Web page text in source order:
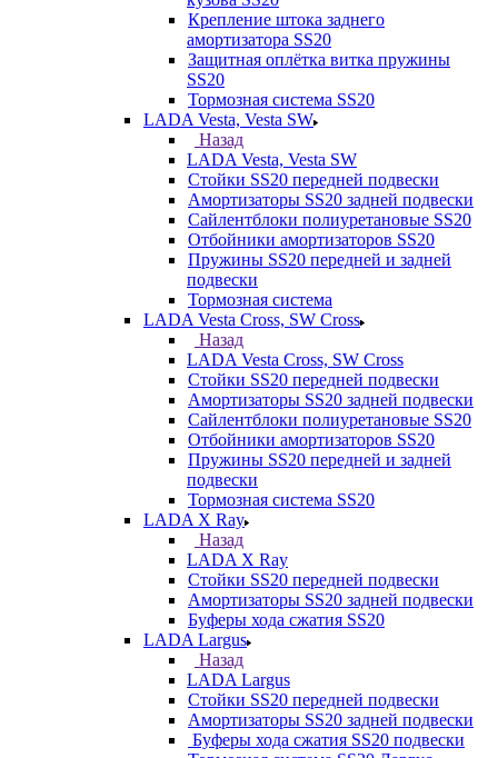
Крепление штока заднего
амортизатора SS20
Защитная оплётка витка пружины
SS20
Тормозная система SS20
LADA Vesta, Vesta SW
Назад
LADA Vesta, Vesta SW
Стойки SS20 передней подвески
Амортизаторы SS20 задней подвески
Сайлентблоки полиуретановые SS20
Отбойники амортизаторов SS20
Пружины SS20 передней и задней
подвески
Тормозная система
LADA Vesta Cross, SW Cross
Назад
LADA Vesta Cross, SW Cross
Стойки SS20 передней подвески
Амортизаторы SS20 задней подвески
Сайлентблоки полиуретановые SS20
Отбойники амортизаторов SS20
Пружины SS20 передней и задней
подвески
Тормозная система SS20
LADA X Ray
Назад
LADA X Ray
Стойки SS20 передней подвески
Амортизаторы SS20 задней подвески
Буферы хода сжатия SS20
LADA Largus
Назад
LADA Largus
Стойки SS20 передней подвески
Амортизаторы SS20 задней подвески
Буферы хода сжатия SS20 подвески